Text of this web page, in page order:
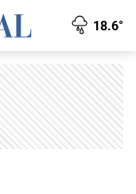
18.6°